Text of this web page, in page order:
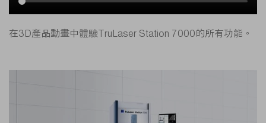
在3D產品動畫中體驗TruLaser Station 7000的所有功能。